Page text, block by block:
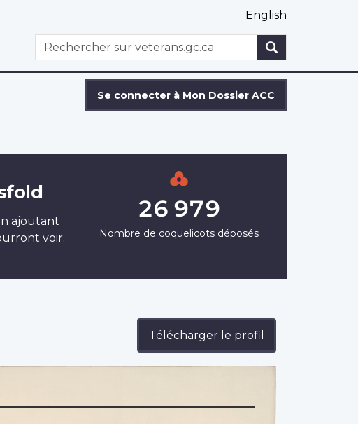
English
WxT
Search
Rechercher
Se connecter à Mon Dossier ACC
ajoutant
voir.
26 979
Nombre de coquelicots déposés
Télécharger le profil